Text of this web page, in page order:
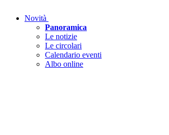
Novità
Panoramica
Le notizie
Le circolari
Calendario eventi
Albo online